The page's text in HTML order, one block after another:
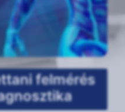
felmérés